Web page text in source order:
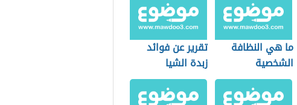
ما هي النظافة
الشخصية
تقرير عن فوائد
زبدة الشيا